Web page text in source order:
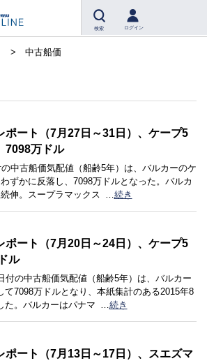
検索 ログイン
中古船価
ポート（7月27日～31日）、ケープ5
7098万ドル
中古船価気配値（船齢5年）は、バルカーのケ
ずかに反落し、7098万ドルとなった。バルカ
伸。スープラマックス …続き
ポート（7月20日～24日）、ケープ5
ル
の中古船価気配値（船齢5年）は、バルカー
て7098万ドルとなり、本紙集計のある2015年8
た。バルカーはパナマ …続き
ポート（7月13日～17日）、スエズマ